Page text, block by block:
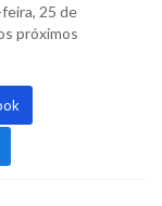
25 de
próximos